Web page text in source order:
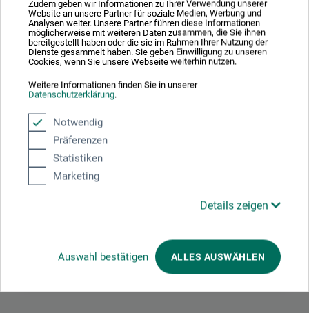
Zudem geben wir Informationen zu Ihrer Verwendung unserer
Website an unsere Partner für soziale Medien, Werbung und
Analysen weiter. Unsere Partner führen diese Informationen
möglicherweise mit weiteren Daten zusammen, die Sie ihnen
bereitgestellt haben oder die sie im Rahmen Ihrer Nutzung der
Dienste gesammelt haben. Sie geben Einwilligung zu unseren
Cookies, wenn Sie unsere Webseite weiterhin nutzen.
Weitere Informationen finden Sie in unserer
Datenschutzerklärung.
Notwendig
Präferenzen
Statistiken
Marketing
Details zeigen
Auswahl bestätigen ALLES AUSWÄHLEN
steder. Penslen er ligeledes egnet til skydning af meget
små stykker bladguld og bladsølv. Made in Germany.
Producent-kontakt
Her finder du producentens kontaktoplysninger for dette
boesner GmbH holding + innovations
pm@boesner.com